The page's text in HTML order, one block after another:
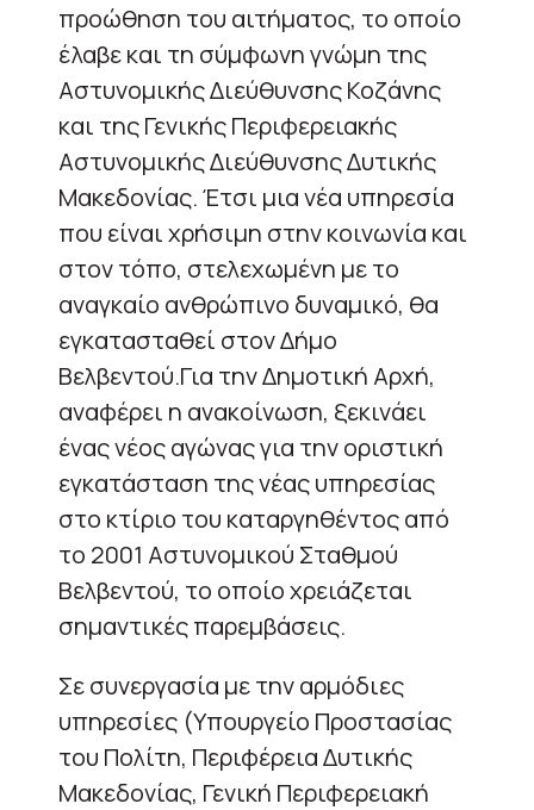
προώθηση του αιτήματος, το οποίο
έλαβε και τη σύμφωνη γνώμη της
Αστυνομικής Διεύθυνσης Κοζάνης
και της Γενικής Περιφερειακής
Αστυνομικής Διεύθυνσης Δυτικής
Μακεδονίας. Έτσι μια νέα υπηρεσία
που είναι χρήσιμη στην κοινωνία και
στον τόπο, στελεχωμένη με το
αναγκαίο ανθρώπινο δυναμικό, θα
εγκατασταθεί στον Δήμο
Βελβεντού.Για την Δημοτική Αρχή,
αναφέρει η ανακοίνωση, ξεκινάει
ένας νέος αγώνας για την οριστική
εγκατάσταση της νέας υπηρεσίας
στο κτίριο του καταργηθέντος από
το 2001 Αστυνομικού Σταθμού
Βελβεντού, το οποίο χρειάζεται
σημαντικές παρεμβάσεις.
Σε συνεργασία με την αρμόδιες
υπηρεσίες (Υπουργείο Προστασίας
του Πολίτη, Περιφέρεια Δυτικής
Μακεδονίας, Γενική Περιφερειακή